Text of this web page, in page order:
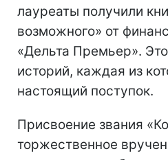
лауреаты получили
возможного» от
«Дельта Премьер».
историй, каждая из
настоящий поступок.
Присвоение звания
торжественное